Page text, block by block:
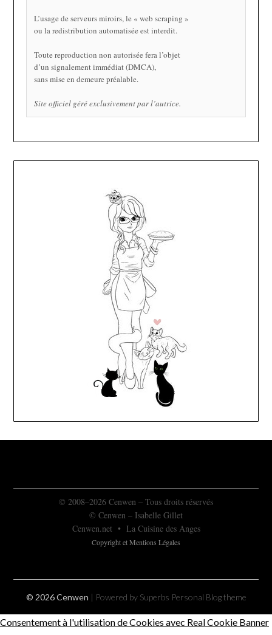
L’usage de serveurs miroirs, le « web scraping »
ou la redistribution automatisée est interdit.
Toute reproduction non autorisée fera l’objet
d’un signalement immédiat (DMCA),
sans mise en demeure préalable.
Site officiel géré exclusivement par l’autrice.
© 2008–2026 Cenwen – Tous droits réservés
© Cenwen – Isabelle Gillet
Cenwen.net• La Cuisine des Anges
Copyright et Mentions Légales
© 2026 Cenwen | Powered by Superbs Personal Blog theme
Consentement à l'utilisation de Cookies avec Real Cookie Banner